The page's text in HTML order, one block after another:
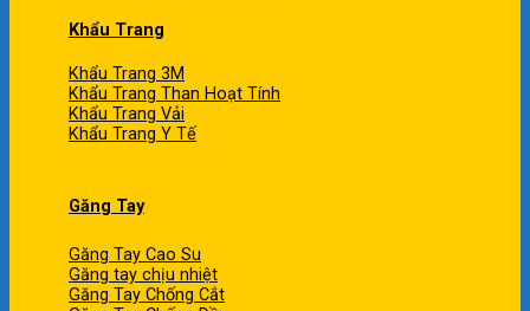
Khẩu Trang
Khẩu Trang 3M
Khẩu Trang Than Hoạt Tính
Khẩu Trang Vải
Khẩu Trang Y Tế
Găng Tay
Găng Tay Cao Su
Găng tay chịu nhiệt
Găng Tay Chống Cắt